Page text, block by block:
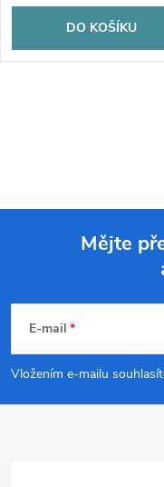
DO KOŠÍKU
p
a
Mějte
E-mail
Vložením e-mailu